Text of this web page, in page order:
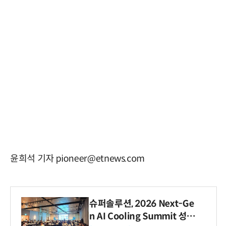
윤희석 기자 pioneer@etnews.com
슈퍼솔루션, 2026 Next-Ge
n AI Cooling Summit 성황